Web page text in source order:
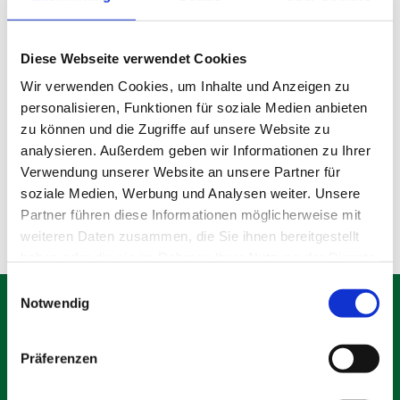
Diese Webseite verwendet Cookies
Wir verwenden Cookies, um Inhalte und Anzeigen zu
personalisieren, Funktionen für soziale Medien anbieten
zu können und die Zugriffe auf unsere Website zu
analysieren. Außerdem geben wir Informationen zu Ihrer
Verwendung unserer Website an unsere Partner für
soziale Medien, Werbung und Analysen weiter. Unsere
Partner führen diese Informationen möglicherweise mit
weiteren Daten zusammen, die Sie ihnen bereitgestellt
Notwendig
Präferenzen
Holzbauzäune
Sonstiges